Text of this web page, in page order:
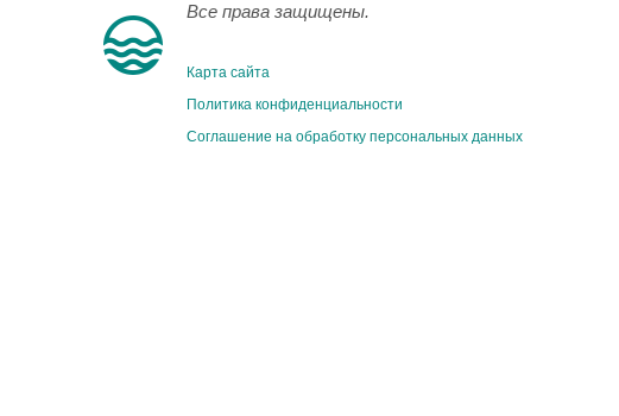
Все права защищены.
Карта сайта
Политика конфиденциальности
Соглашение на обработку персональных данных